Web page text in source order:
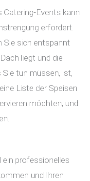
Catering-Events kann
erfordert.
Sie sich entspannt
liegt und die
Sie tun müssen, ist,
Liste der Speisen
möchten, und
ein professionelles
und Ihren